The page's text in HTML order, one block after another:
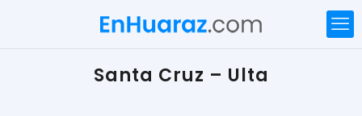
Santa Cruz – Ulta